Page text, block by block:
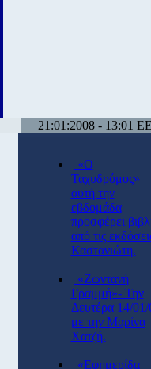
21:01:2008 - 13:01
«Ο
Ταχυδρόμος»
αυτή την
εβδομάδα
προσφέρει
από τις
Καστανιώτη.
«Ζωντανή
Γραμμή»- Την
Δευτέρα 14/01/
με την Μαρίνα
Χατζή.
«Εφημερίδα